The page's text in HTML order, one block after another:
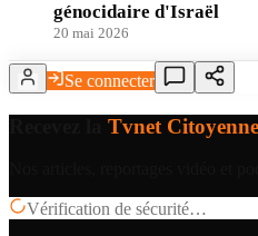
génocidaire d'Israël
20 mai 2026
Se connecter
Tvnet Citoyenne
Vérification de sécurité…